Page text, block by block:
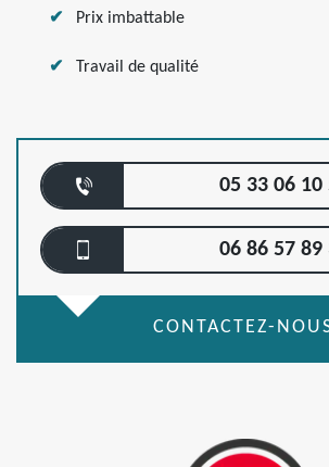
Prix imbattable
Travail de qualité
05 33 06 10
06 86 57 89
CONTACTEZ-